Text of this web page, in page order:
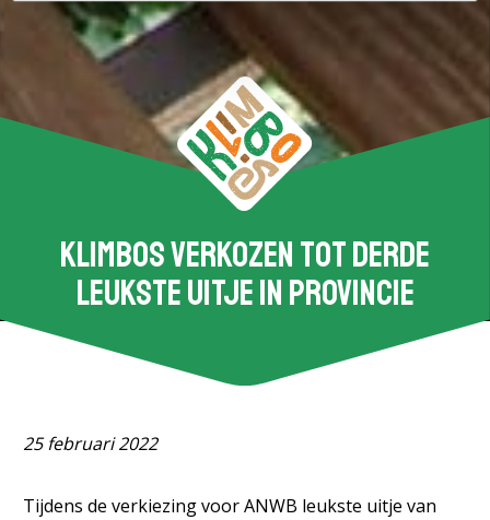
Klimbos verkozen tot derde
leukste uitje in provincie
25 februari 2022
Tijdens de verkiezing voor ANWB leukste uitje van